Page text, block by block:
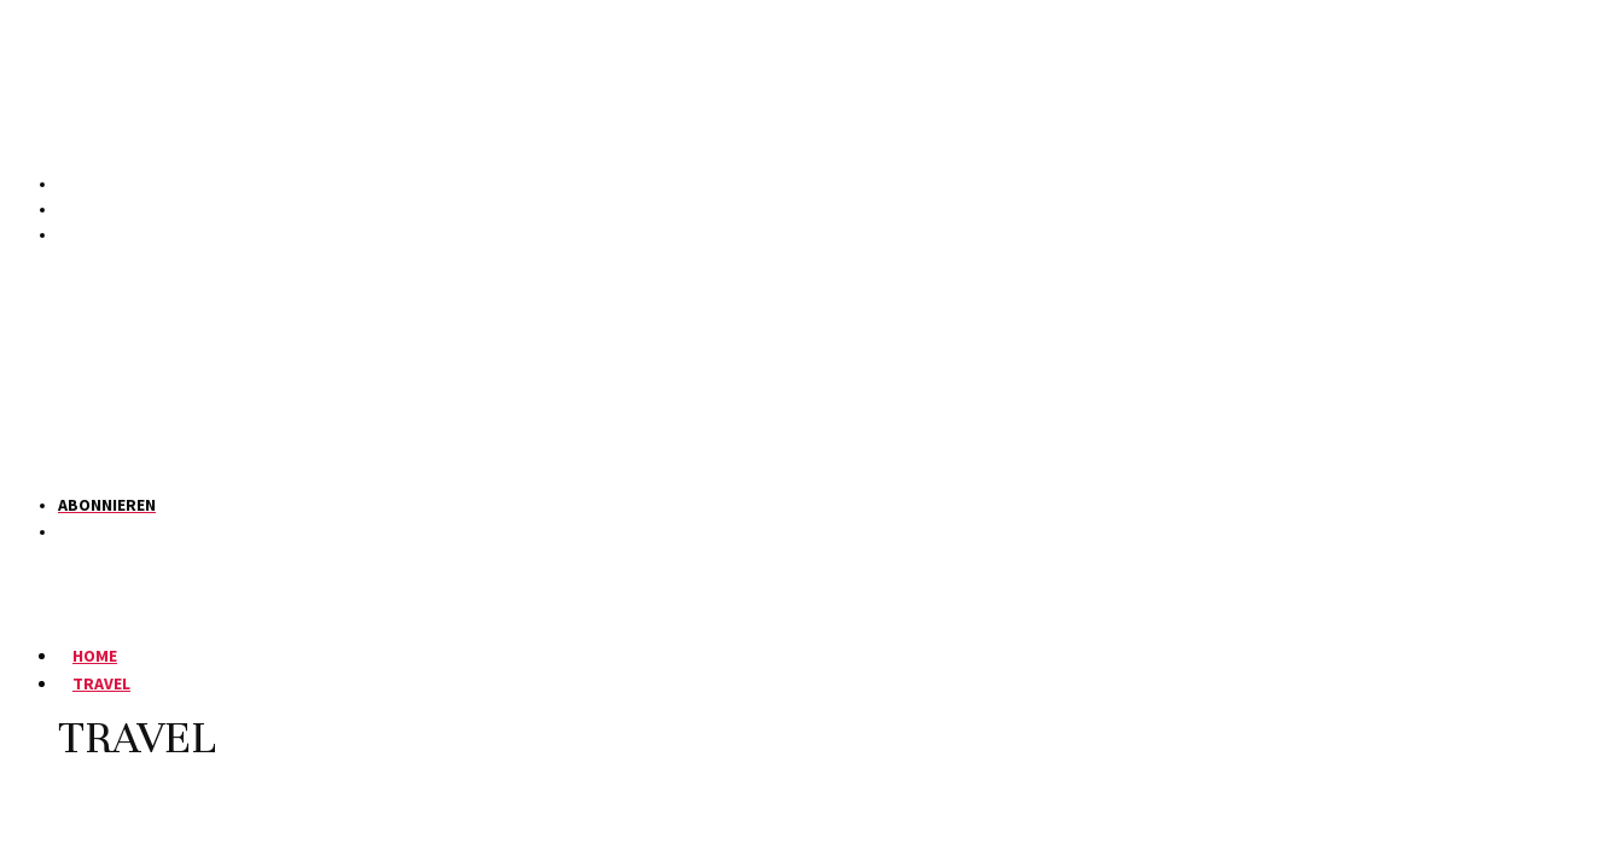
ABONNIEREN
HOME
TRAVEL
TRAVEL